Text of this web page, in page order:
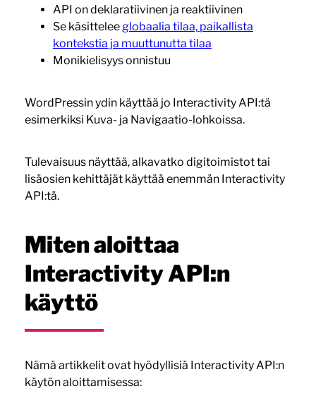
API on deklaratiivinen ja reaktiivinen
Se käsittelee globaalia tilaa, paikallista
kontekstia ja muuttunutta tilaa
Monikielisyys onnistuu
WordPressin ydin käyttää jo Interactivity API:tä
esimerkiksi Kuva- ja Navigaatio-lohkoissa.
Tulevaisuus näyttää, alkavatko digitoimistot tai
lisäosien kehittäjät käyttää enemmän Interactivity
API:tä.
Miten aloittaa
Interactivity API:n
käyttö
Nämä artikkelit ovat hyödyllisiä Interactivity API:n
käytön aloittamisessa: